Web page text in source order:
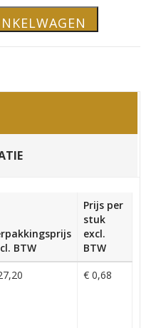
BTW
Prijs per
stuk
excl.
BTW
€ 0,68